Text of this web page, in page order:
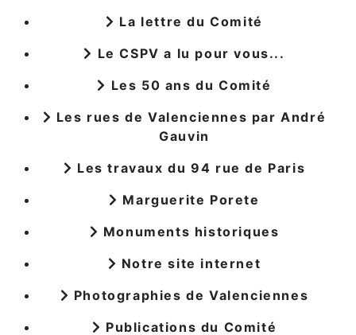
La lettre du Comité
Le CSPV a lu pour vous...
Les 50 ans du Comité
Les rues de Valenciennes par André
Gauvin
Les travaux du 94 rue de Paris
Marguerite Porete
Monuments historiques
Notre site internet
Photographies de Valenciennes
Publications du Comité